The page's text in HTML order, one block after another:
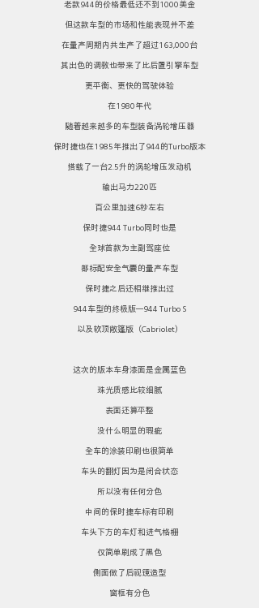
老款944的价格最低还不到1000美金
但这款车型的市场和性能表现并不差
在量产周期内共生产了超过163,000台
其出色的调教也带来了比后置引擎车型
更平衡、更快的驾驶体验
在1980年代
随着越来越多的车型装备涡轮增压器
保时捷也在1985年推出了944的Turbo版本
搭载了一台2.5升的涡轮增压发动机
输出马力220匹
百公里加速6秒左右
保时捷944 Turbo同时也是
全球首款为主副驾座位
都标配安全气囊的量产车型
保时捷之后还相继推出过
944车型的终极版—944 Turbo S
以及软顶敞篷版（Cabriolet）
这次的版本车身漆面是金属蓝色
珠光质感比较细腻
表面还算平整
没什么明显的瑕疵
全车的涂装印刷也很简单
车头的翻灯因为是闭合状态
所以没有任何分色
中间的保时捷车标有印刷
车头下方的车灯和进气格栅
仅简单刷成了黑色
侧面做了后视镜造型
窗框有分色